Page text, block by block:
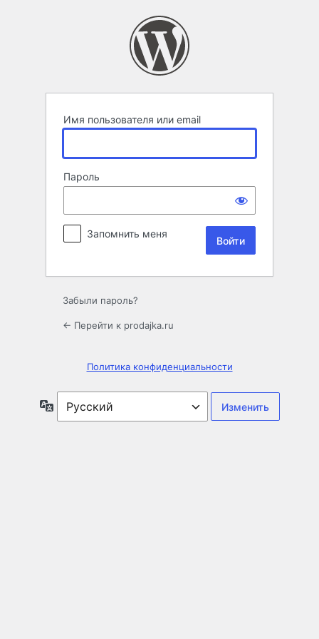
Имя пользователя или email
Пароль
Запомнить меня
Забыли пароль?
← Перейти к prodajka.ru
Политика конфиденциальности
Язык